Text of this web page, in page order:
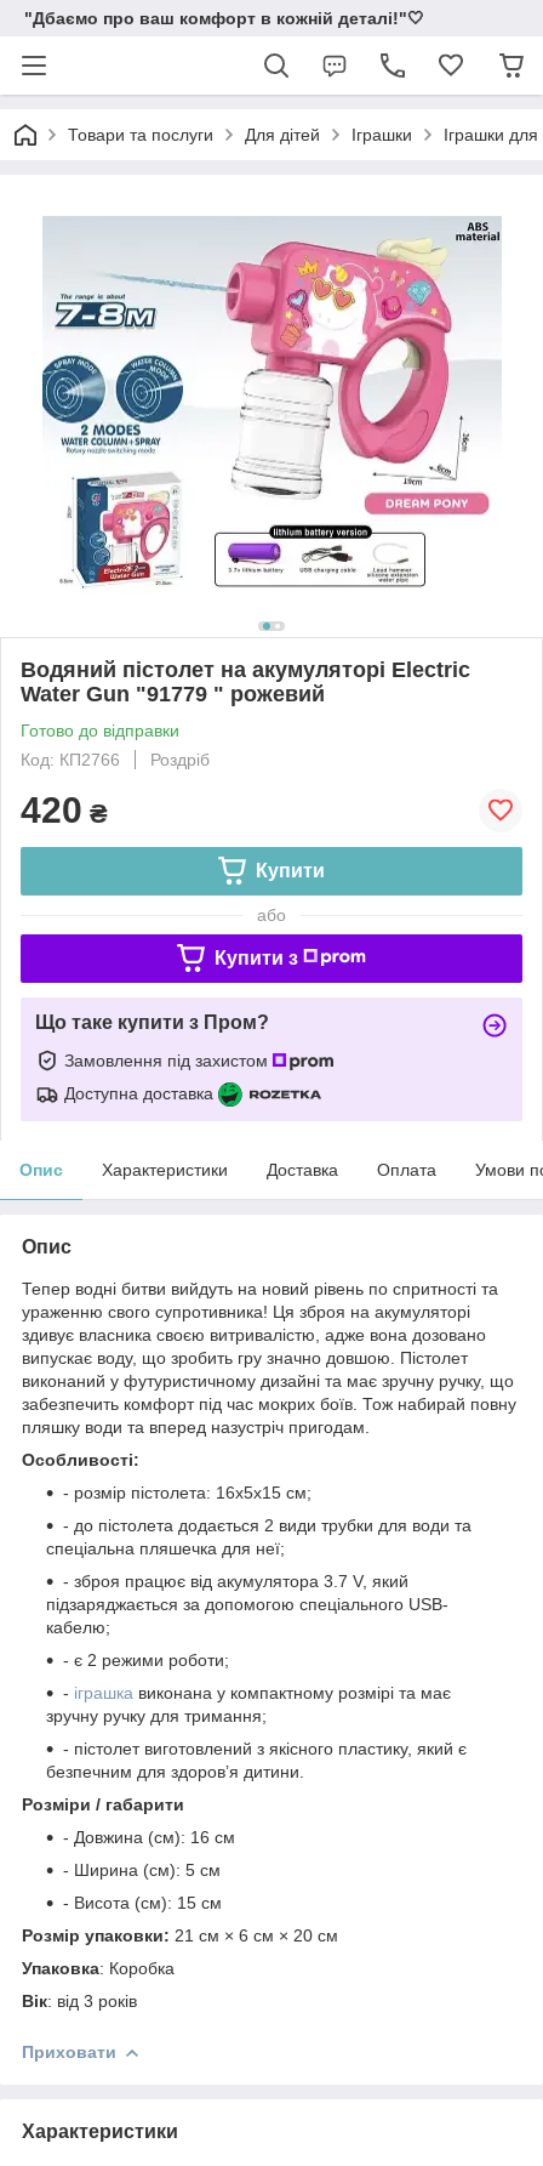
"Дбаємо про ваш комфорт в кожній деталі!"🤍
Товари та послуги Для дітей Іграшки Іграшки для
Водяний пістолет на акумуляторі Electric
Water Gun "91779 " рожевий
Готово до відправки
Код: КП2766
Роздріб
420 ₴
Купити
або
Купити з
Що таке купити з Пром?
Замовлення під захистом
Доступна доставка
Опис Характеристики Доставка Оплата Умови
Опис
Тепер водні битви вийдуть на новий рівень по спритності та
ураженню свого супротивника! Ця зброя на акумуляторі
здивує власника своєю витривалістю, адже вона дозовано
випускає воду, що зробить гру значно довшою. Пістолет
виконаний у футуристичному дизайні та має зручну ручку, що
забезпечить комфорт під час мокрих боїв. Тож набирай повну
пляшку води та вперед назустріч пригодам.
Особливості:
- розмір пістолета: 16х5х15 см;
- до пістолета додається 2 види трубки для води та
спеціальна пляшечка для неї;
- зброя працює від акумулятора 3.7 V, який
підзаряджається за допомогою спеціального USB-
кабелю;
- є 2 режими роботи;
- іграшка виконана у компактному розмірі та має
зручну ручку для тримання;
- пістолет виготовлений з якісного пластику, який є
безпечним для здоров’я дитини.
Розміри / габарити
- Довжина (см): 16 см
- Ширина (см): 5 см
- Висота (см): 15 см
Розмір упаковки: 21 см × 6 см × 20 см
Упаковка: Коробка
Вік: від 3 років
Приховати
Характеристики